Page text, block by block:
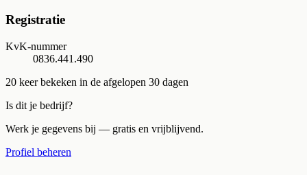
Registratie
KvK-nummer
0836.441.490
20 keer bekeken in de afgelopen 30 dagen
Is dit je bedrijf?
Werk je gegevens bij — gratis en vrijblijvend.
Profiel beheren